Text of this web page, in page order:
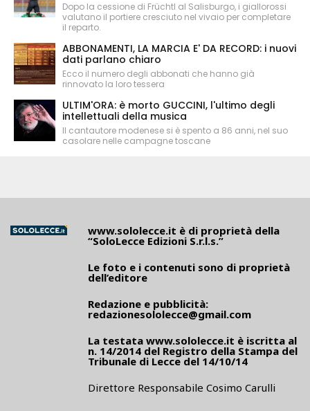
Dopo la cessione di Früchtl al Salisburgo, i giallorossi
valutano il portiere cresciuto nel vivaio per completare
il reparto.
ABBONAMENTI, LA MARCIA E' DA RECORD: i nuovi
dati parlano chiaro
Ecco il numero degli abbonati che hanno già
rinnovato la loro tessera
ULTIM'ORA: è morto GUCCINI, l'ultimo degli
intellettuali della musica
Il cantautore modenese si è spento a 86 anni, nel suo
casolare nelle campagne toscane
www.sololecce.it è di proprietà della
“SoloLecce Edizioni S.r.l.s.”
Le foto e i contenuti sono di proprietà
dell’editore
Redazione e pubblicità:
redazionesololecce@gmail.com
La testata www.sololecce.it è iscritta al
n. 14/2014 del Registro della Stampa del
Tribunale di Lecce del 14/10/14
Direttore Responsabile Cosimo Carulli